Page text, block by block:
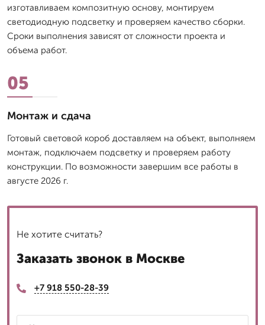
изготавливаем композитную основу, монтируем
светодиодную подсветку и проверяем качество сборки.
Сроки выполнения зависят от сложности проекта и
объема работ.
05
Монтаж и сдача
Готовый световой короб доставляем на объект, выполняем
монтаж, подключаем подсветку и проверяем работу
конструкции. По возможности завершим все работы в
августе 2026 г.
Не хотите считать?
Заказать звонок в Москве
+7 918 550-28-39